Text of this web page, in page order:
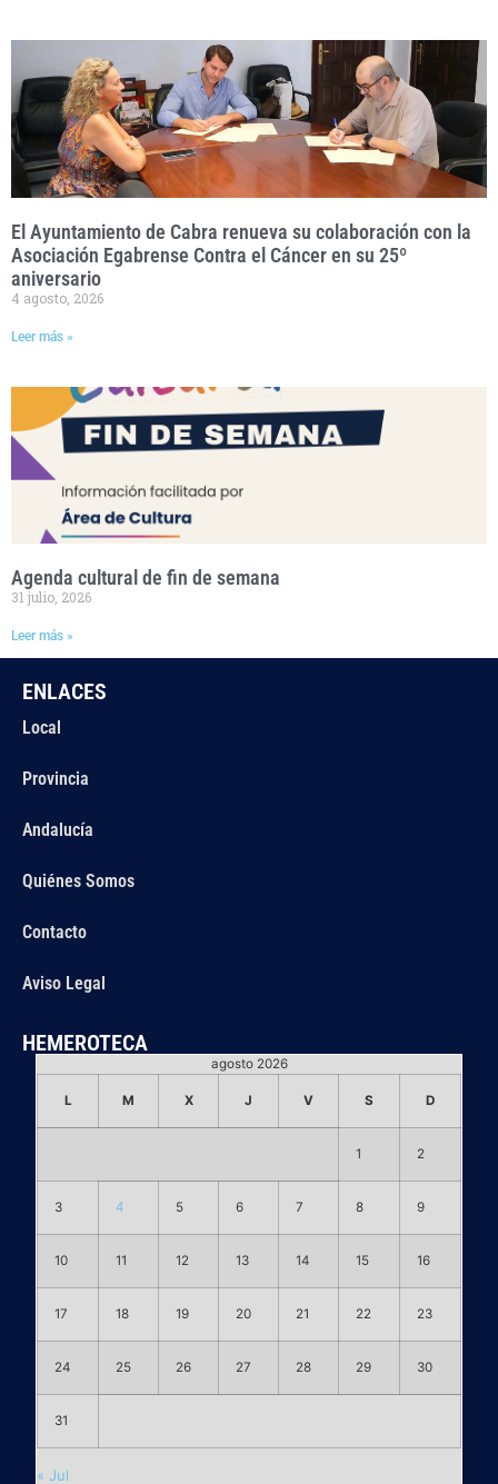
El Ayuntamiento de Cabra renueva su colaboración con la
Asociación Egabrense Contra el Cáncer en su 25º
aniversario
4 agosto, 2026
Leer más »
Agenda cultural de fin de semana
31 julio, 2026
Leer más »
ENLACES
Local
Provincia
Andalucía
Quiénes Somos
Contacto
Aviso Legal
HEMEROTECA
agosto 2026
L M X J V S D
1 2
3 4 5 6 7 8 9
10 11 12 13 14 15 16
17 18 19 20 21 22 23
24 25 26 27 28 29 30
31
« Jul